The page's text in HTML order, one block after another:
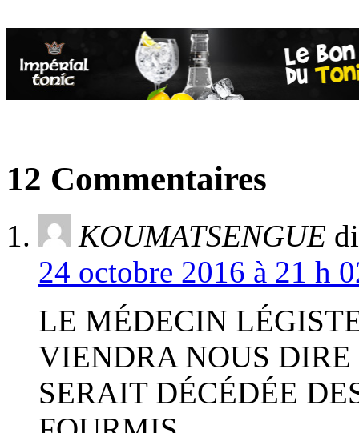
12 Commentaires
KOUMATSENGUE
24 octobre 2016 à 21 h
LE MÉDECIN
VIENDRA NOUS
SERAIT DÉCÉDÉE